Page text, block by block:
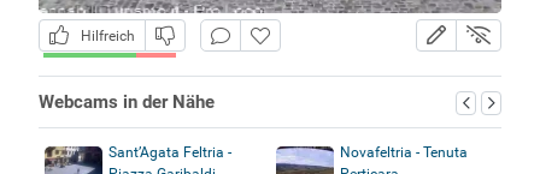
Hilfreich
Webcams in der Nähe
Sant’Agata Feltria -
Novafeltria - Tenuta